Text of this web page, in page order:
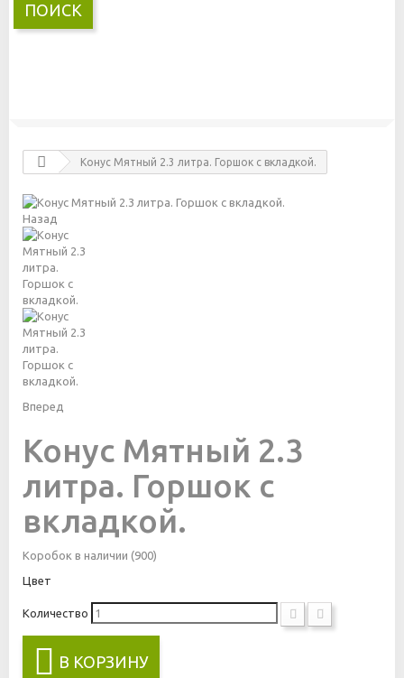
ПОИСК
Конус Мятный 2.3 литра. Горшок с вкладкой.
Назад
Вперед
Конус Мятный 2.3
литра. Горшок с
вкладкой.
Коробок в наличии (900)
Цвет
Количество
В КОРЗИНУ